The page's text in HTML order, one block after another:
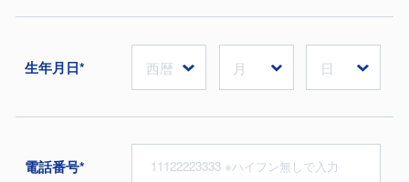
生年月日*
電話番号*